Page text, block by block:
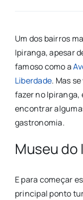
Um dos bairros
Ipiranga, apesar
famoso como a
Liberdade. Mas
fazer no Ipiranga,
encontrar
gastronomia.
Museu do
E para começar
principal ponto